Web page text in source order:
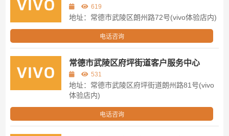
619
地址：常德市武陵区朗州路72号(vivo体验店内)
电话咨询
常德市武陵区府坪街道客户服务中心
531
地址：常德市武陵区府坪街道朗州路81号(vivo
体验店内)
电话咨询